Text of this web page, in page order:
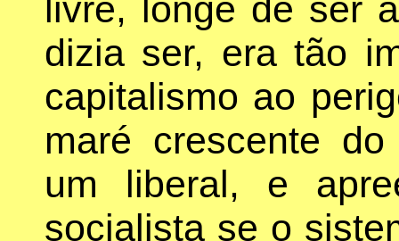
livre, longe de ser
dizia ser, era tão
capitalismo ao
maré crescente
um liberal, e
socialista se o